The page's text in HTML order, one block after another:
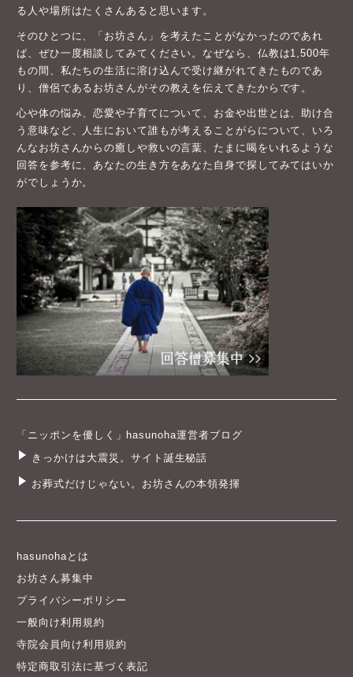
る人や場所はたくさんあると思います。
そのひとつに、「お坊さん」を考えたことがなかったのであれ
ば、ぜひ一度相談してみてください。なぜなら、仏教は1,500年
もの間、私たちの生活に溶け込んで受け継がれてきたものであ
り、僧侶であるお坊さんがその教えを伝えてきたからです。
心や体の悩み、恋愛や子育てについて、お金や出世とは、助け合
う意味など、人生において誰もが考えることがらについて、いろ
んなお坊さんからの癒しや救いの言葉、たまに喝をいれるような
回答を参考に、あなたの生き方をあなた自身で探してみてはいか
がでしょうか。
「ニッポンを優しく」hasunoha運営者ブログ
きっかけは大震災。サイト誕生秘話
お葬式だけじゃない。お坊さんの本領発揮
hasunohaとは
お坊さん募集中
プライバシーポリシー
一般向け利用規約
寺院会員向け利用規約
特定商取引法に基づく表記